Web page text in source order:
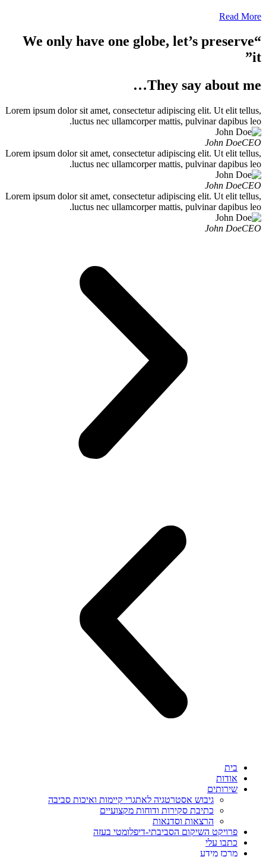
Read
“We only have one globe, let’s preserve
They say about
Lorem ipsum dolor sit amet, consectetur adipiscing elit. Ut elit
luctus nec ullamcorper mattis, pulvinar dapibus
John Doe
Lorem ipsum dolor sit amet, consectetur adipiscing elit. Ut elit
luctus nec ullamcorper mattis, pulvinar dapibus
John Doe
Lorem ipsum dolor sit amet, consectetur adipiscing elit. Ut elit
luctus nec ullamcorper mattis, pulvinar dapibus
John Doe
בית
אודות
שירותים
גיבוש אסטרטגיה לאתגרי קיימות ואיכות סביבה
כתיבת סקירות ודוחות מקצועיים
הרצאות וסדנאות
פרויקט השיקום הסביבתי‑דיפלומטי בעזה
כתבו עלי
מרכז מידע